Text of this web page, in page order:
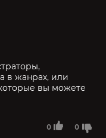
0 0
в жанрах, или
вы можете